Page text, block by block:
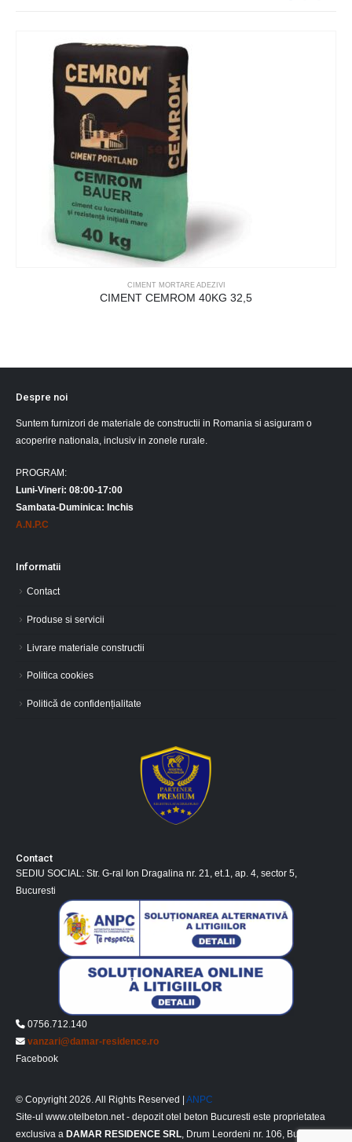
CIMENT MORTARE ADEZIVI
Baumit mm50
Despre noi
acoperire nationala, inclusiv in zonele rurale.
Informatii
Contact
Produse si servicii
Politica cookies
Contact
0756.712.140
vanzari@damar-residence.ro
© Copyright 2026. All Rights Reserved |
ANPC
Site-ul www.otelbeton.net - depozit otel beton Bucuresti este proprietatea
DAMAR RESIDENCE SRL, Drum Leordeni nr. 106, Bucuresti,